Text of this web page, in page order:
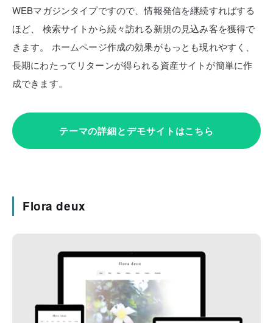
WEBマガジンタイプですので、情報発信を継続すればする
ほど、
検索サイトから続々訪れる新規の見込み客を獲得で
きます。
ホームページ作成の効果がもっとも現れやすく、
長期にわたってリターンが得られる資産サイトが簡単に作
成できます。
テーマの詳細とデモサイトはこちら
Flora deux